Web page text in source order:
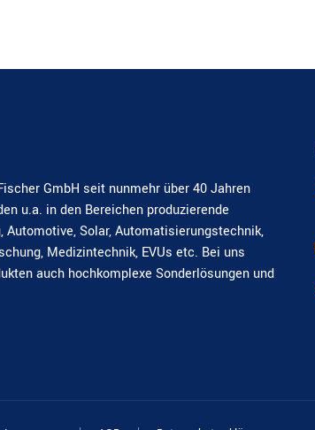
GmbH seit nunmehr über 40 Jahren
u.a. in den Bereichen produzierende
Automotive, Solar, Automatisierungstechnik,
Medizintechnik, EVUs etc. Bei uns
auch hochkomplexe Sonderlösungen und